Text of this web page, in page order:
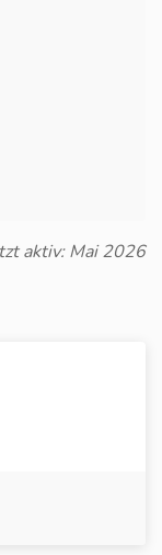
aktiv: Mai 2026